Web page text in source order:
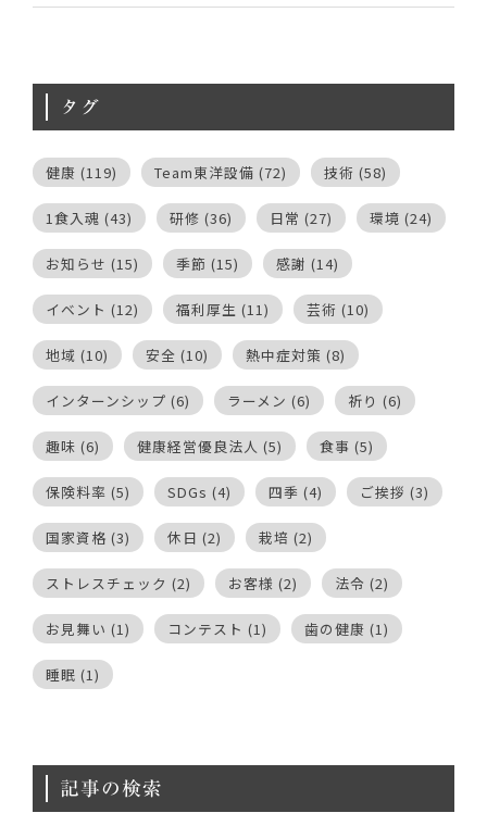
タグ
健康 (119) Team東洋設備 (72) 技術 (58)
1食入魂 (43) 研修 (36) 日常 (27) 環境 (24)
お知らせ (15) 季節 (15) 感謝 (14)
イベント (12) 福利厚生 (11) 芸術 (10)
地域 (10) 安全 (10) 熱中症対策 (8)
インターンシップ (6) ラーメン (6) 祈り (6)
趣味 (6) 健康経営優良法人 (5) 食事 (5)
保険料率 (5) SDGs (4) 四季 (4) ご挨拶 (3)
国家資格 (3) 休日 (2) 栽培 (2)
ストレスチェック (2) お客様 (2) 法令 (2)
お見舞い (1) コンテスト (1) 歯の健康 (1)
睡眠 (1)
記事の検索